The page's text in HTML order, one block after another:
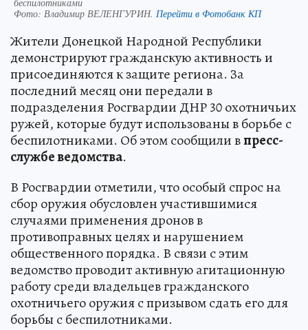
Фото: Владимир ВЕЛЕНГУРИН. Перейти в Фотобанк КП
Жители Донецкой Народной Республики
демонстрируют гражданскую активность и
присоединяются к защите региона. За
последний месяц они передали в
подразделения Росгвардии ДНР 30 охотничьих
ружей, которые будут использованы в борьбе с
беспилотниками. Об этом сообщили впресс-
службе ведомства.
В Росгвардии отметили, что особый спрос на
сбор оружия обусловлен участившимися
случаями применения дронов в
противоправных целях и нарушением
общественного порядка. В связи с этим
ведомство проводит активную агитационную
работу среди владельцев гражданского
охотничьего оружия с призывом сдать его для
борьбы с беспилотниками.